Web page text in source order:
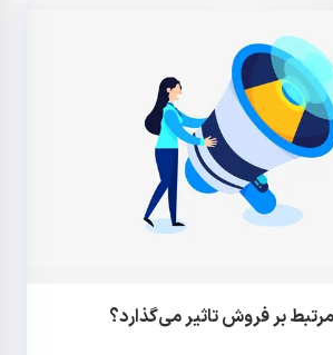
بر فروش تاثیر می‌گذارد؟